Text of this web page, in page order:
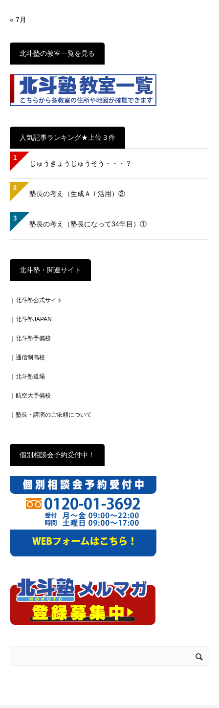
« 7月
北斗塾の教室一覧を見る
人気記事ランキング★上位３件
1
じゅうきょうじゅうそう・・・？
2
塾長の考え（生成ＡＩ活用）②
3
塾長の考え（塾長になって34年目）①
北斗塾・関連サイト
｜北斗塾公式サイト
｜北斗塾JAPAN
｜北斗塾予備校
｜通信制高校
｜北斗塾道場
｜航空大予備校
｜塾長・講演のご依頼について
個別相談会予約受付中！